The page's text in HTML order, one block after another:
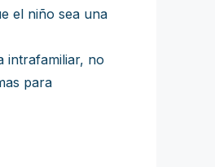
el niño sea una
intrafamiliar, no
para